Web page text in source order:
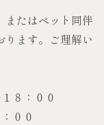
たはペット同伴
ます。ご理解い
８：００
００